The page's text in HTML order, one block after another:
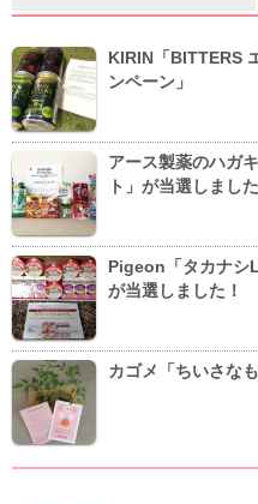
KIRIN「BITTERS
ンペーン」
アース製薬のハガ
ト」が当選しました
Pigeon「タカナシ
が当選しました！
カゴメ「ちいさな